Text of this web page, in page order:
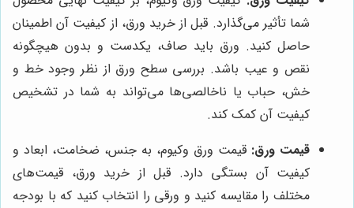
شما تأثیر می‌گذارد. قبل از خرید ورق، از کیفیت آن اطمینان
حاصل کنید. ورق باید صاف، یکدست و بدون هیچگونه
نقص و عیب باشد. بررسی سطح ورق از نظر وجود خط و
خش، حباب یا ناخالصی‌ها می‌تواند به شما در تشخیص
کیفیت آن کمک کند.
قیمت ورق: قیمت ورق وکیوم، به جنس، ضخامت، ابعاد و
کیفیت آن بستگی دارد. قبل از خرید ورق، قیمت‌های
مختلف را مقایسه کنید و ورقی را انتخاب کنید که با بودجه